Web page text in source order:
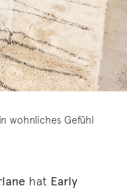
wohnliches Gefühl
hat Early